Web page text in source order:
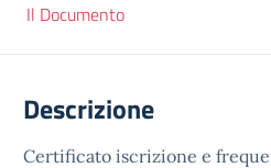
Il Documento
Descrizione
Certificato iscrizione e